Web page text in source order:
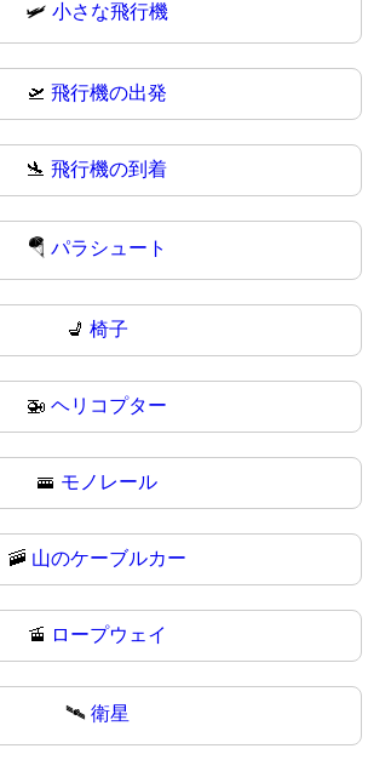
🛩 小さな飛行機
🛫 飛行機の出発
🛬 飛行機の到着
🪂 パラシュート
💺 椅子
🚁 ヘリコプター
🚟 モノレール
🚠 山のケーブルカー
🚡 ロープウェイ
🛰️ 衛星